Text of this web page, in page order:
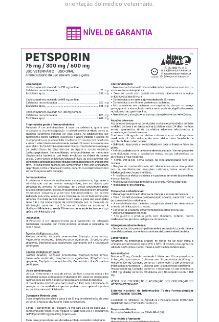
orientação do médico veterinário.
NÍVEL DE GARANTIA